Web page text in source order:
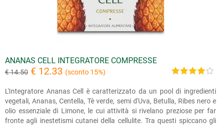
ANANAS CELL INTEGRATORE COMPRESSE
€ 14.50 € 12.33 (sconto 15%)
L'Integratore Ananas Cell è caratterizzato da un pool di ingredienti
vegetali, Ananas, Centella, Tè verde, semi d'Uva, Betulla, Ribes nero e
olio essenziale di Limone, le cui attività si rivelano preziose per far
fronte agli inestetismi cutanei della cellulite. Tra questi spiccano gli